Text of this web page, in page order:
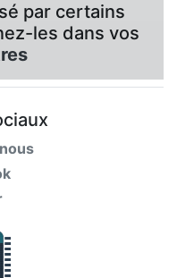
par certains
les dans vos